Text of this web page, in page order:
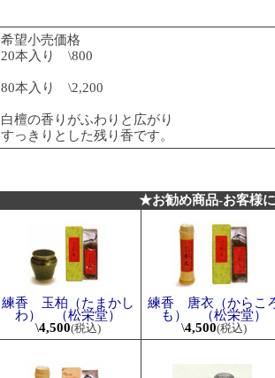
希望小売価格
20本入り \800
80本入り \2,200
白檀の香りがふわりと広がり
すっきりとした残り香です。
★お勧め商品-お客様
練香 玉柏（たまかし
わ） （松栄堂）
\4,500(税込)
練香 唐衣（からこ
も） （松栄堂）
\4,500(税込)